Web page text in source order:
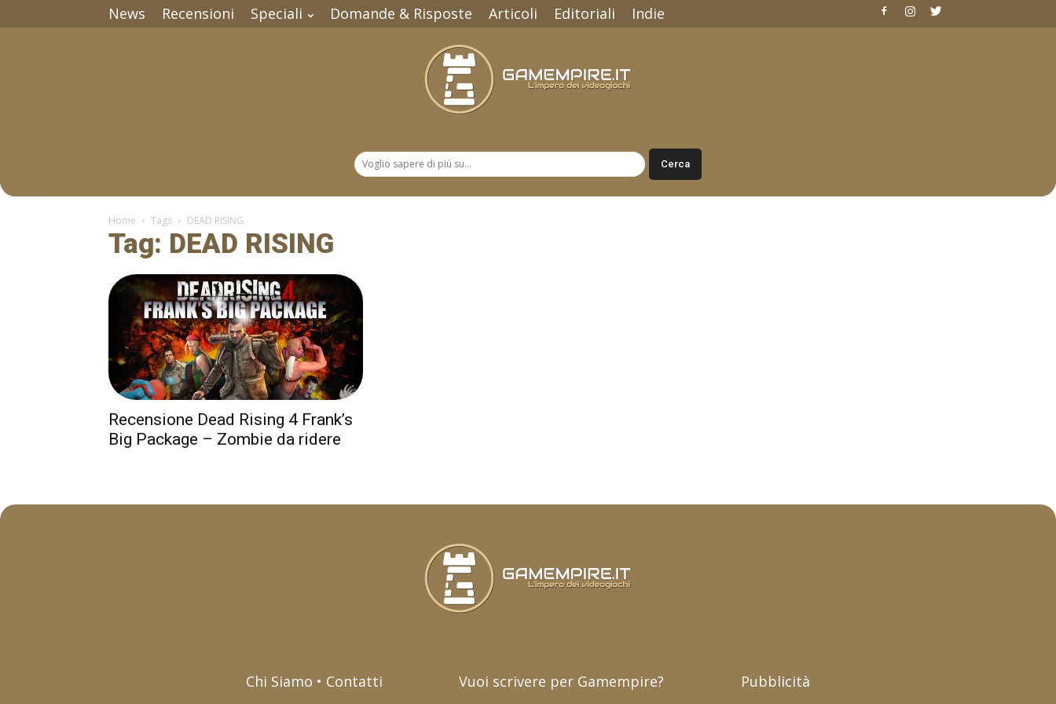
News Recensioni Speciali Domande & Risposte Articoli Editoriali Indie
Home Tags DEAD RISING
Tag: DEAD RISING
Recensione Dead Rising 4 Frank’s
Big Package – Zombie da ridere
Chi Siamo • Contatti Vuoi scrivere per Gamempire? Pubblicità